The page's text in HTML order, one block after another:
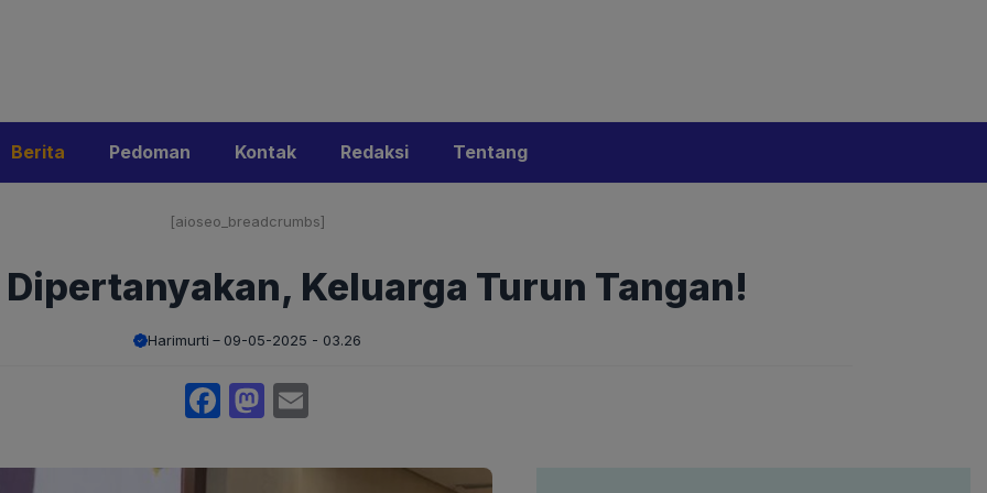
Berita Pedoman Kontak Redaksi Tentang
[aioseo_breadcrumbs]
Keluarga Turun Tangan!
Harimurti 09-05-2025 - 03.26
Facebook
Mastodon